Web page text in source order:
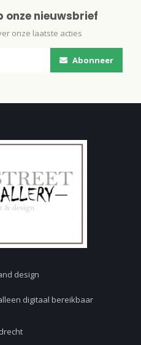
onze nieuwsbrief
onze laatste acties
Abonneer
design
digitaal bereikbaar